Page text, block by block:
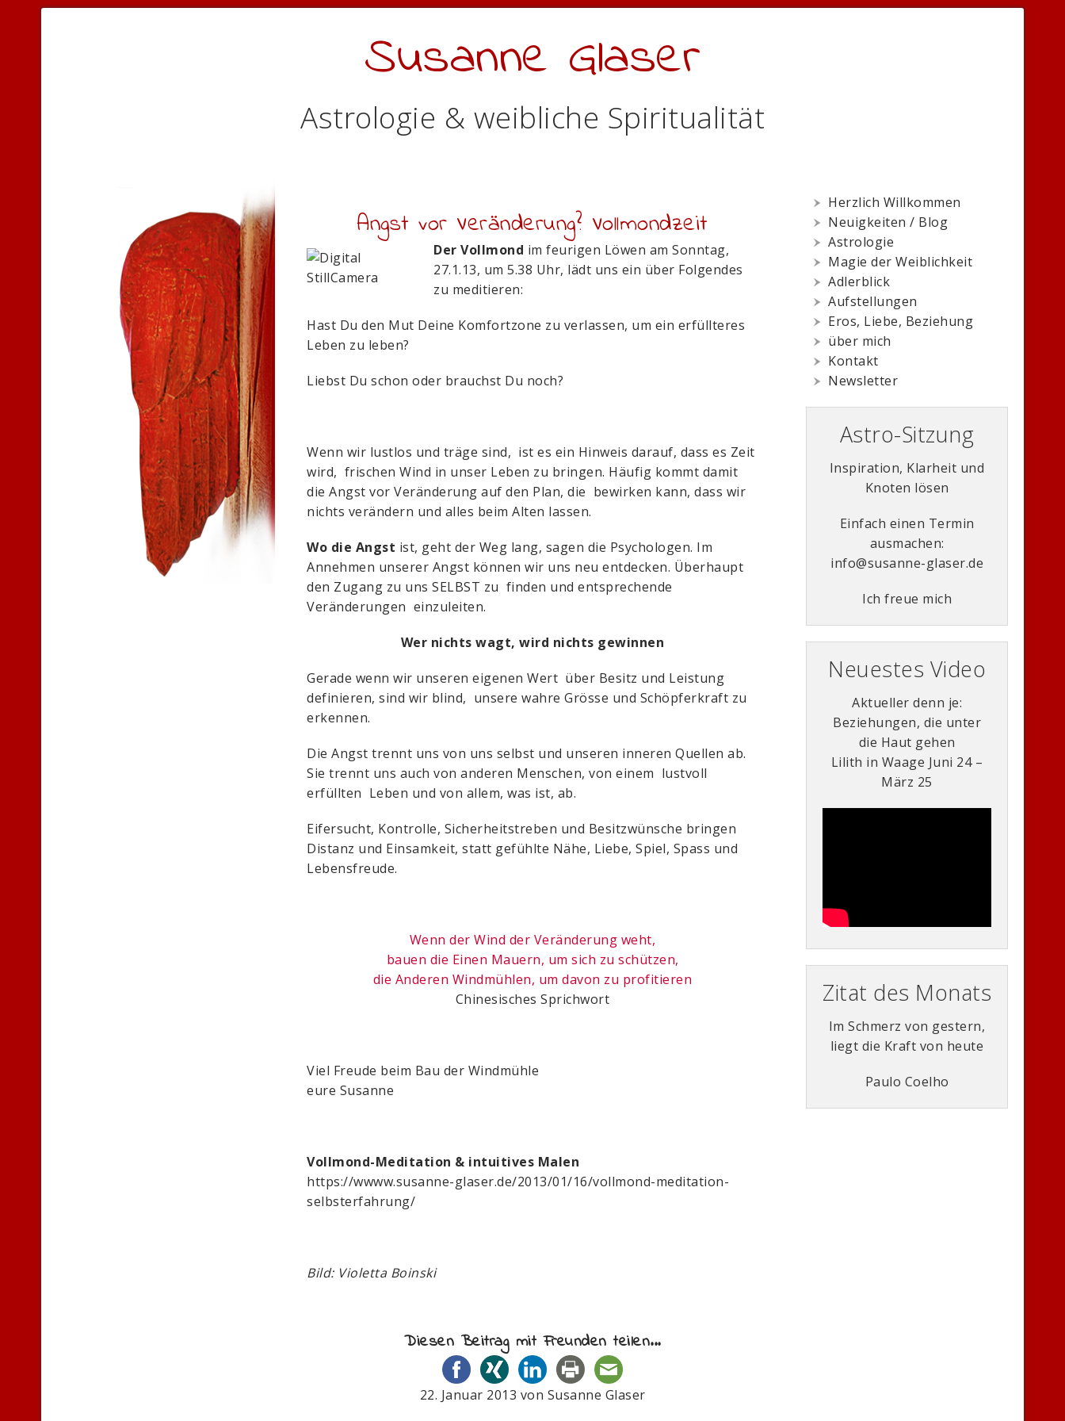
Susanne Glaser
Astrologie & weibliche Spiritualität
Angst vor Veränderung? Vollmondzeit
Der Vollmond im feurigen Löwen am Sonntag,
27.1.13, um 5.38 Uhr, lädt uns ein über Folgendes
zu meditieren:
Hast Du den Mut Deine Komfortzone zu verlassen, um ein erfüllteres
Leben zu leben?
Liebst Du schon oder brauchst Du noch?
Wenn wir lustlos und träge sind, ist es ein Hinweis darauf, dass es Zeit
wird, frischen Wind in unser Leben zu bringen. Häufig kommt damit
die Angst vor Veränderung auf den Plan, die bewirken kann, dass wir
nichts verändern und alles beim Alten lassen.
Wo die Angst ist, geht der Weg lang, sagen die Psychologen. Im
Annehmen unserer Angst können wir uns neu entdecken. Überhaupt
den Zugang zu uns SELBST zu finden und entsprechende
Veränderungen einzuleiten.
Wer nichts wagt, wird nichts gewinnen
Gerade wenn wir unseren eigenen Wert über Besitz und Leistung
definieren, sind wir blind, unsere wahre Grösse und Schöpferkraft zu
erkennen.
Die Angst trennt uns von uns selbst und unseren inneren Quellen ab.
Sie trennt uns auch von anderen Menschen, von einem lustvoll
erfüllten Leben und von allem, was ist, ab.
Eifersucht, Kontrolle, Sicherheitstreben und Besitzwünsche bringen
Distanz und Einsamkeit, statt gefühlte Nähe, Liebe, Spiel, Spass und
Lebensfreude.
Wenn der Wind der Veränderung weht,
bauen die Einen Mauern, um sich zu schützen,
die Anderen Windmühlen, um davon zu profitieren
Chinesisches Sprichwort
Viel Freude beim Bau der Windmühle
eure Susanne
Vollmond-Meditation & intuitives Malen
https://wwww.susanne-glaser.de/2013/01/16/vollmond-meditation-
selbsterfahrung/
Bild: Violetta Boinski
Diesen Beitrag mit Freunden teilen...
22. Januar 2013 von Susanne Glaser
Herzlich Willkommen
Neuigkeiten / Blog
Astrologie
Magie der Weiblichkeit
Adlerblick
Aufstellungen
Eros, Liebe, Beziehung
über mich
Kontakt
Newsletter
Astro-Sitzung
Inspiration, Klarheit und
Knoten lösen
Einfach einen Termin
ausmachen:
info@susanne-glaser.de
Ich freue mich
Neuestes Video
Aktueller denn je:
Beziehungen, die unter
die Haut gehen
Lilith in Waage Juni 24 –
März 25
Zitat des Monats
Im Schmerz von gestern,
liegt die Kraft von heute
Paulo Coelho